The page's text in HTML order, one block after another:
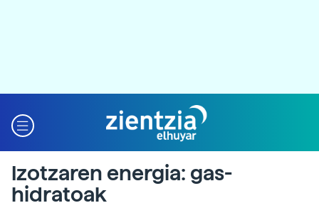
Izotzaren energia: gas-
hidratoak